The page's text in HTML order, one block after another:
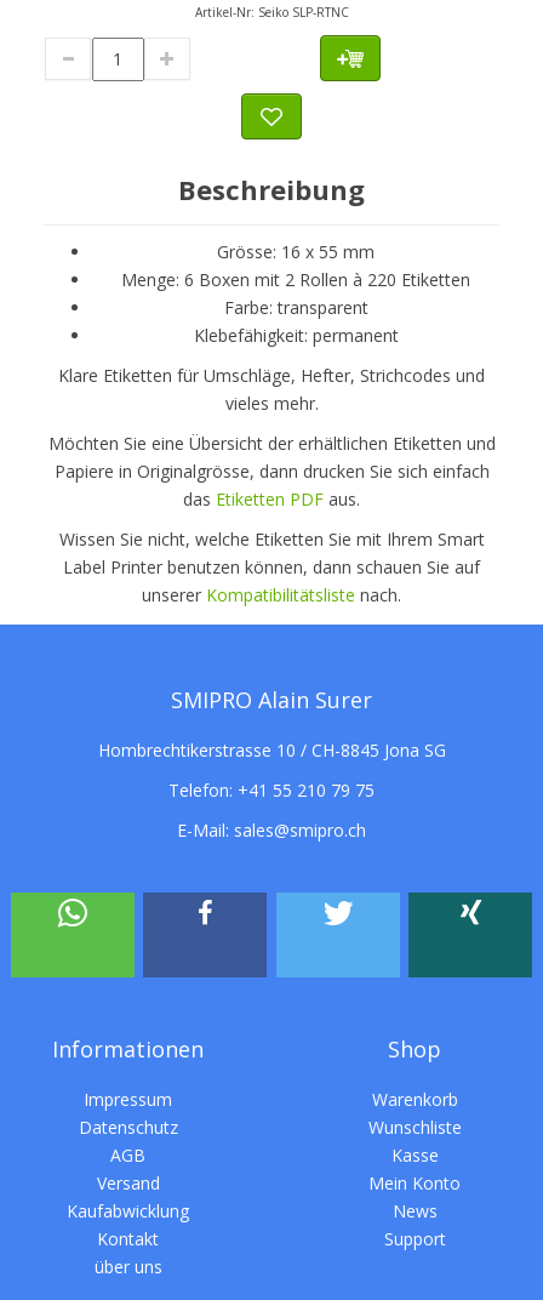
Artikel-Nr: Seiko SLP-RTNC
Beschreibung
Grösse: 16 x 55 mm
Menge: 6 Boxen mit 2 Rollen à 220 Etiketten
Farbe: transparent
Klebefähigkeit: permanent
Klare Etiketten für Umschläge, Hefter, Strichcodes und
vieles mehr.
Möchten Sie eine Übersicht der erhältlichen Etiketten und
Papiere in Originalgrösse, dann drucken Sie sich einfach
das Etiketten PDF aus.
Wissen Sie nicht, welche Etiketten Sie mit Ihrem Smart
Label Printer benutzen können, dann schauen Sie auf
unserer Kompatibilitätsliste nach.
SMIPRO Alain Surer
Hombrechtikerstrasse 10 / CH-8845 Jona SG
Telefon: +41 55 210 79 75
E-Mail: sales@smipro.ch
Informationen
Impressum
Datenschutz
AGB
Versand
Kaufabwicklung
Kontakt
über uns
Shop
Warenkorb
Wunschliste
Kasse
Mein Konto
News
Support